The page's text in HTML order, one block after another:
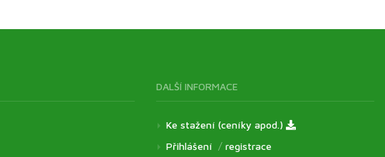
DALŠÍ INFORMACE
Ke stažení (ceníky apod.)
Přihlášení / registrace